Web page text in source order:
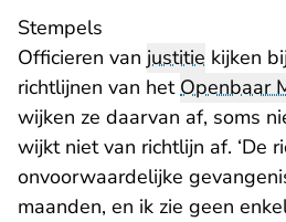
Stempels
Officieren van justitie kijken
richtlijnen van hetOpenbaar
wijken ze daarvan af, soms
wijkt niet van richtlijn af. ‘De
onvoorwaardelijke
maanden, en ik zie geen